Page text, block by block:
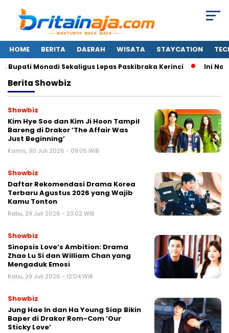
HOME BERITA DAERAH WISATA STAYCATION
Monadi Sekaligus Lepas Paskibraka Kerinci Ini
Berita Showbiz
Showbiz
Kim Hye Soo dan Kim Ji Hoon Tampil
Bareng di Drakor ‘The Affair Was
Just Beginning’
Kamis, 30 Juli 2026 - 09:05 WIB
Showbiz
Daftar Rekomendasi Drama Korea
Terbaru Agustus 2026 yang Wajib
Kamu Tonton
Rabu, 29 Juli 2026 - 23:02 WIB
Showbiz
Sinopsis Love’s Ambition: Drama
Zhao Lu Si dan William Chan yang
Mengaduk Emosi
Rabu, 29 Juli 2026 - 12:04 WIB
Showbiz
Jung Hae In dan Ha Young Siap Bikin
Baper di Drakor Rom-Com ‘Our
Sticky Love’